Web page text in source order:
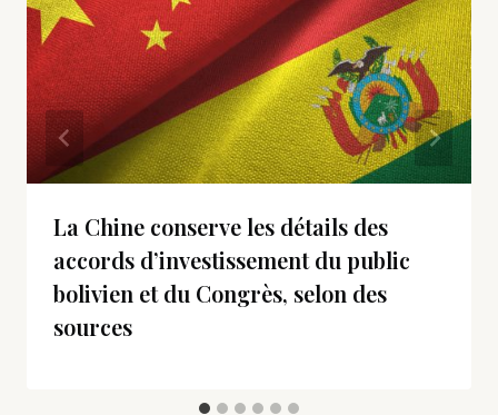
La Chine conserve les détails des
accords d’investissement du public
bolivien et du Congrès, selon des
sources